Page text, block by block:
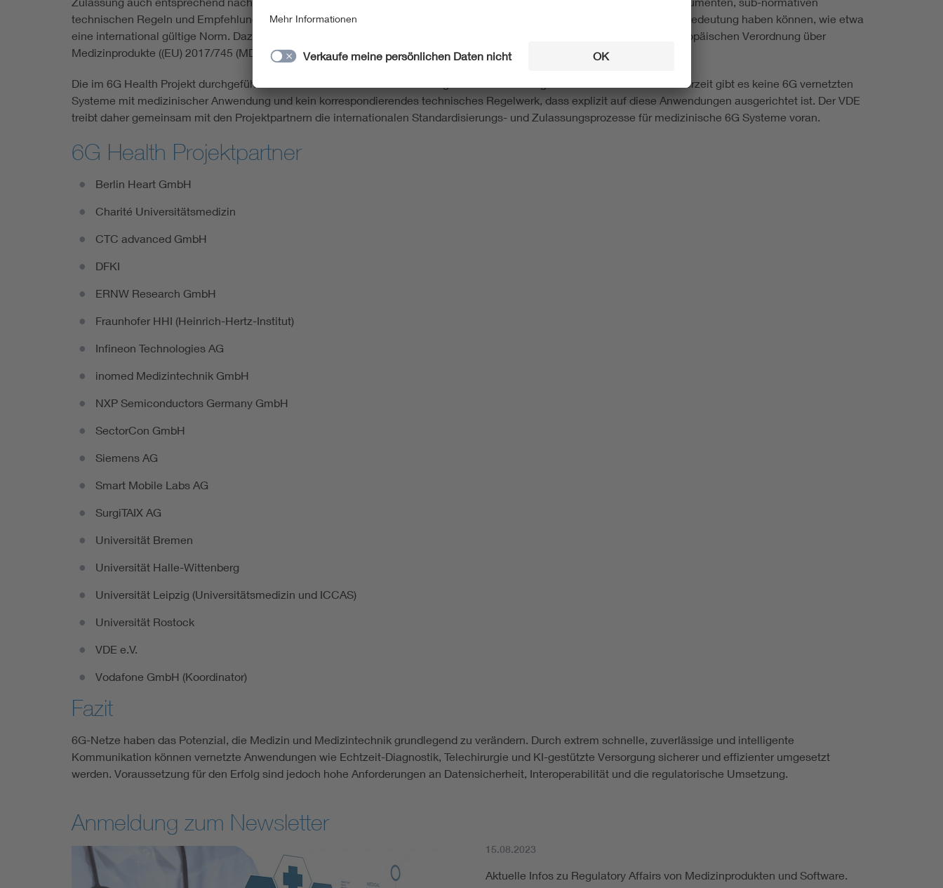
technischen Regeln und Empfehlungen, die den Stand der Technik ebenfalls abbilden und im Einzelfall eine ebenso hohe Bedeutung haben können, wie etwa
eine international gültige Norm. Dazu kommt die Vielzahl an Gesetzen und anderen Rechtsakten, wie zum Beispiel der Europäischen Verordnung über
Medizinprodukte ((EU) 2017/745 (MDR)), deren Anwendung verbindlich ist.
Die im 6G Health Projekt durchgeführten Arbeiten stellen sowohl technologisches als auch regulatorisches Neuland dar. Derzeit gibt es keine 6G vernetzten
Systeme mit medizinischer Anwendung und kein korrespondierendes technisches Regelwerk, dass explizit auf diese Anwendungen ausgerichtet ist. Der VDE
treibt daher gemeinsam mit den Projektpartnern die internationalen Standardisierungs- und Zulassungsprozesse für medizinische 6G Systeme voran.
6G Health Projektpartner
Berlin Heart GmbH
Charité Universitätsmedizin
CTC advanced GmbH
DFKI
ERNW Research GmbH
Fraunhofer HHI (Heinrich-Hertz-Institut)
Infineon Technologies AG
inomed Medizintechnik GmbH
NXP Semiconductors Germany GmbH
SectorCon GmbH
Siemens AG
Smart Mobile Labs AG
SurgiTAIX AG
Universität Bremen
Universität Halle-Wittenberg
Universität Leipzig (Universitätsmedizin und ICCAS)
Universität Rostock
VDE e.V.
Vodafone GmbH (Koordinator)
Fazit
6G-Netze haben das Potenzial, die Medizin und Medizintechnik grundlegend zu verändern. Durch extrem schnelle, zuverlässige und intelligente
Kommunikation können vernetzte Anwendungen wie Echtzeit-Diagnostik, Telechirurgie und KI-gestützte Versorgung sicherer und effizienter umgesetzt
werden. Voraussetzung für den Erfolg sind jedoch hohe Anforderungen an Datensicherheit, Interoperabilität und die regulatorische Umsetzung.
Anmeldung zum Newsletter
15.08.2023
Aktuelle Infos zu Regulatory Affairs von Medizinprodukten und Software.